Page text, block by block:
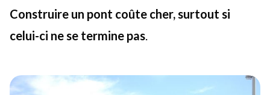
Construire un pont coûte cher, surtout si
celui-ci ne se termine pas.